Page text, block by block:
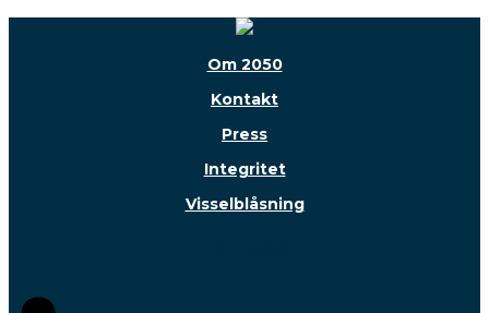
Om 2050
Kontakt
Press
Integritet
Visselblåsning